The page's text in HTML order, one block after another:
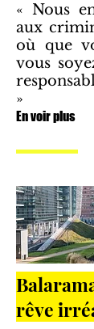
« Nous
aux
où que
vous
»
En voir plus
rêve